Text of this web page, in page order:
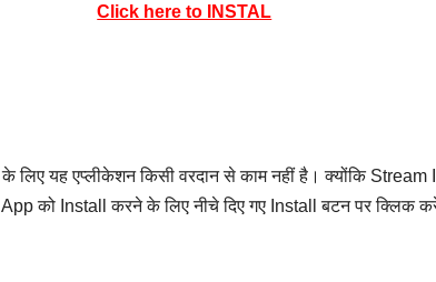
Click here to INSTAL
यह एप्लीकेशन किसी वरदान से काम नहीं है। क्योंकि
को Install करने के लिए नीचे दिए गए Install बटन पर क्लिक